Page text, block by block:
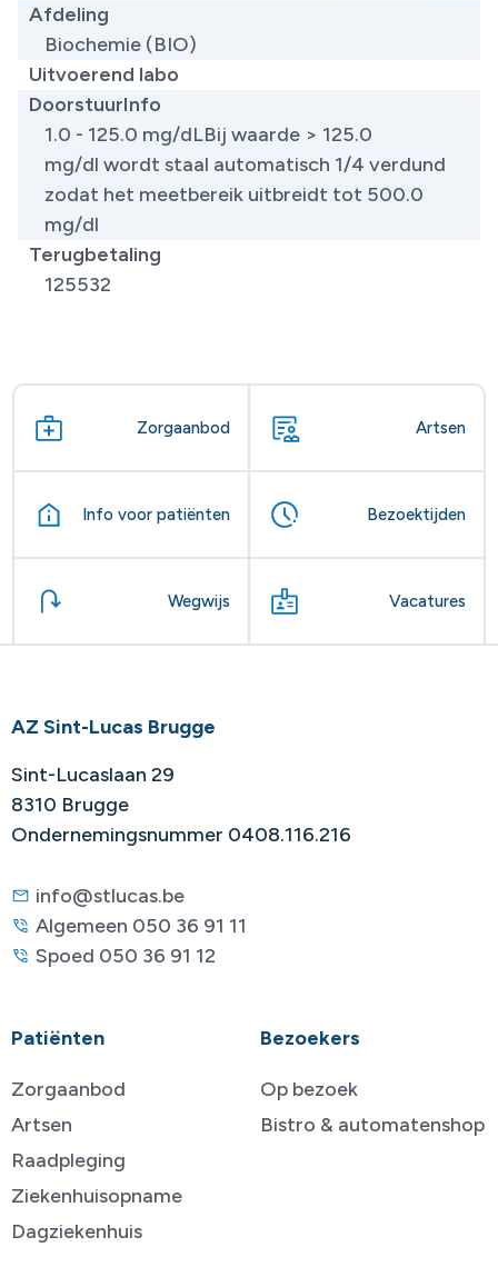
Afdeling
Biochemie (BIO)
Uitvoerend labo
DoorstuurInfo
1.0 - 125.0 mg/dLBij waarde > 125.0
mg/dl wordt staal automatisch 1/4 verdund
zodat het meetbereik uitbreidt tot 500.0
mg/dl
Terugbetaling
125532
Zorgaanbod Artsen
Info voor patiënten Bezoektijden
Wegwijs Vacatures
AZ Sint-Lucas Brugge
Sint-Lucaslaan 29
8310 Brugge
Ondernemingsnummer 0408.116.216
info@stlucas.be
Algemeen 050 36 91 11
Spoed 050 36 91 12
Patiënten
Zorgaanbod
Artsen
Raadpleging
Ziekenhuisopname
Dagziekenhuis
Bezoekers
Op bezoek
Bistro & automatenshop